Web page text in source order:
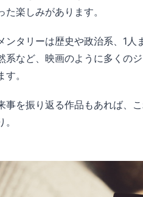
た楽しみがあります。
ンタリーは歴史や政治系、1
系など、映画のように多くの
す。
事を振り返る作品もあれば、